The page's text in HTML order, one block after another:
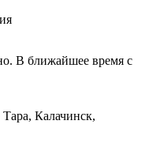
В ближайшее время с
Калачинск,